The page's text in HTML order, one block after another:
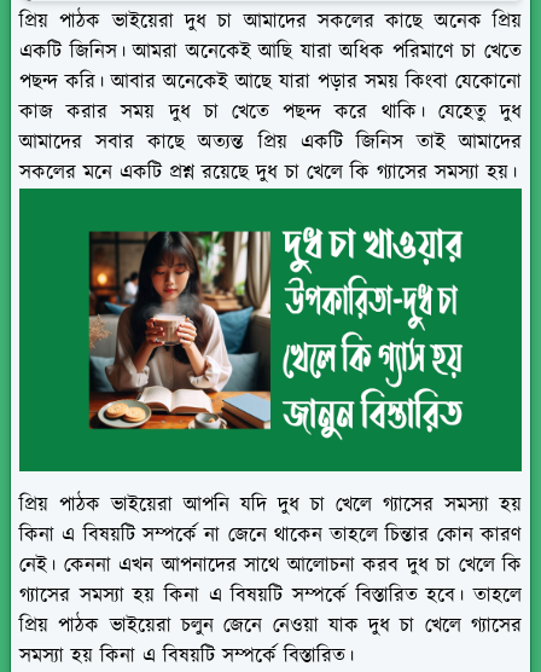
প্রিয় পাঠক ভাইয়েরা দুধ চা আমাদের সকলের কাছে অনেক প্রিয়
একটি জিনিস। আমরা অনেকেই আছি যারা অধিক পরিমাণে চা খেতে
পছন্দ করি। আবার অনেকেই আছে যারা পড়ার সময় কিংবা যেকোনো
কাজ করার সময় দুধ চা খেতে পছন্দ করে থাকি। যেহেতু দুধ
আমাদের সবার কাছে অত্যন্ত প্রিয় একটি জিনিস তাই আমাদের
সকলের মনে একটি প্রশ্ন রয়েছে দুধ চা খেলে কি গ্যাসের সমস্যা হয়।
প্রিয় পাঠক ভাইয়েরা আপনি যদি দুধ চা খেলে গ্যাসের সমস্যা হয়
কিনা এ বিষয়টি সম্পর্কে না জেনে থাকেন তাহলে চিন্তার কোন কারণ
নেই। কেননা এখন আপনাদের সাথে আলোচনা করব দুধ চা খেলে কি
গ্যাসের সমস্যা হয় কিনা এ বিষয়টি সম্পর্কে বিস্তারিত হবে। তাহলে
প্রিয় পাঠক ভাইয়েরা চলুন জেনে নেওয়া যাক দুধ চা খেলে গ্যাসের
সমস্যা হয় কিনা এ বিষয়টি সম্পর্কে বিস্তারিত।